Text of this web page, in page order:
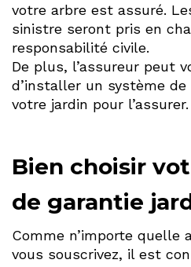
votre arbre est assuré.
sinistre seront pris en
responsabilité civile.
De plus, l’assureur peut
d’installer un système
votre jardin pour l’assurer.
Bien choisir
de garantie
Comme n’importe quelle
vous souscrivez, il est